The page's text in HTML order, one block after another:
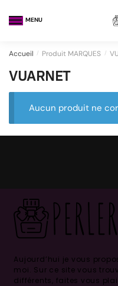
MENU
Accueil / Produit MARQUES /
VUARNET
Aucun produit ne
Aujourd’hui je vous
moi. Sur ce site vous
différents, faites vous